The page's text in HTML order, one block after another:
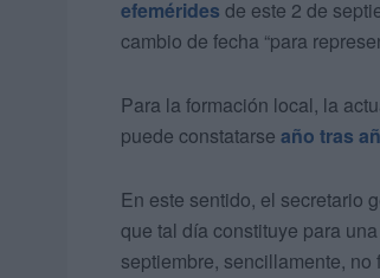
efemérides de este 2 de
cambio de fecha “para
Para la formación local, la
puede constatarse año tras
En este sentido, el secretario
que tal día constituye para
septiembre, sencillamente, no